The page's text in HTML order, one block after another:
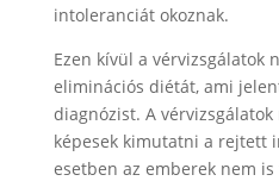
intoleranciát okoznak.
Ezen kívül a vérvizsgálatok
eliminációs diétát, ami
diagnózist. A vérvizsgálatok
képesek kimutatni a rejtett
esetben az emberek nem